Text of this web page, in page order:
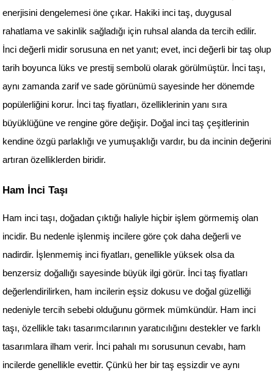
enerjisini dengelemesi öne çıkar. Hakiki inci taş, duygusal
rahatlama ve sakinlik sağladığı için ruhsal alanda da tercih edilir.
İnci değerli midir sorusuna en net yanıt; evet, inci değerli bir taş olup
tarih boyunca lüks ve prestij sembolü olarak görülmüştür. İnci taşı,
aynı zamanda zarif ve sade görünümü sayesinde her dönemde
popülerliğini korur. İnci taş fiyatları, özelliklerinin yanı sıra
büyüklüğüne ve rengine göre değişir. Doğal inci taş çeşitlerinin
kendine özgü parlaklığı ve yumuşaklığı vardır, bu da incinin değerini
artıran özelliklerden biridir.
Ham İnci Taşı
Ham inci taşı, doğadan çıktığı haliyle hiçbir işlem görmemiş olan
incidir. Bu nedenle işlenmiş incilere göre çok daha değerli ve
nadirdir. İşlenmemiş inci fiyatları, genellikle yüksek olsa da
benzersiz doğallığı sayesinde büyük ilgi görür. İnci taş fiyatları
değerlendirilirken, ham incilerin eşsiz dokusu ve doğal güzelliği
nedeniyle tercih sebebi olduğunu görmek mümkündür. Ham inci
taşı, özellikle takı tasarımcılarının yaratıcılığını destekler ve farklı
tasarımlara ilham verir. İnci pahalı mı sorusunun cevabı, ham
incilerde genellikle evettir. Çünkü her bir taş eşsizdir ve aynı